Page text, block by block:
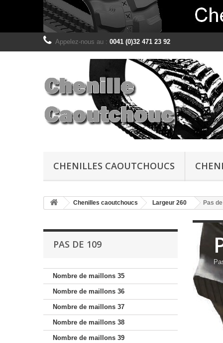
Appelez-nous au : 0041 (0)32 471 23 92
CHENILLES CAOUTCHOUCS
Chenilles caoutchoucs Largeur 260 Pas
PAS DE 109
Nombre de maillons 35
Nombre de maillons 36
Nombre de maillons 37
Nombre de maillons 38
Nombre de maillons 39